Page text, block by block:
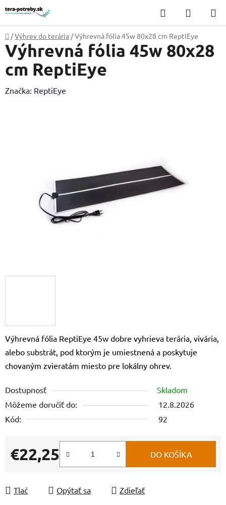
Prejsť
na
obsah
Hľadať
KOŠÍK
Domov
/Výhrev do terária /Výhrevná fólia 45w 80x28 cm ReptiEye
Výhrevná fólia ReptiEye 45w dobre vyhrieva terária, vivária,
alebo substrát, pod ktorým je umiestnená a poskytuje
chovaným zvieratám miesto pre lokálny ohrev.
Dostupnosť
Skladom
Môžeme doručiť do:
12.8.2026
Kód:
92
€22,25
Jednotková cena:
DO KOŠÍKA
Tlač Opýtať sa Zdieľať
Výhrevná fólia 45w 80x28
cm ReptiEye
Značka: ReptiEye